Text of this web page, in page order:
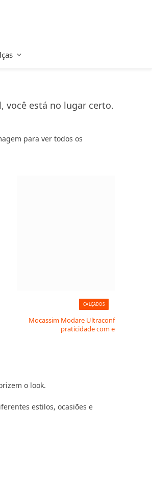
você está no lugar certo.
para ver todos os
CALÇADOS
Mocassim Modare Ultraconforto
praticidade com estilo
o look.
estilos, ocasiões e